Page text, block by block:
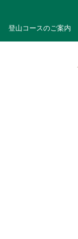
登山コースのご案内